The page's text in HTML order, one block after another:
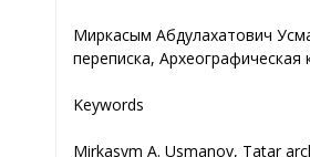
Миркасым Абдулахатович
переписка, Археографическая
Keywords
Mirkasym A. Usmanov, Tatar